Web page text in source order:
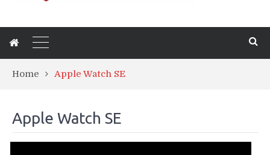
Home Apple Watch SE
Apple Watch SE